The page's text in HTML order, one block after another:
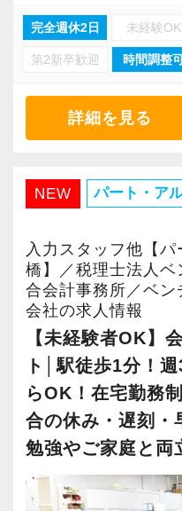
業務に慣れてきたら
担当業務の幅を広げ
認できる体制を整え
また、STREAMED
ス）をはじめとする
手入力作業の負担を
を推進して効率的で
ます。
【こんな方にぴったり
・会計や経理の実務
・ブランクがあって
っている方
・勉強時間を確保し
・ご家庭と両立しな
＜勤務体系＞ シフ
完全週休2日 未経験OK
第2新卒歓迎 時間調整
詳細を見る
NEW パート・ア
入力スタッフ他【
橋】／税理士法人
合会計事務所／ベ
会社の求人情報
【未経験者OK】
ト│駅徒歩1分！
らOK！在宅勤務
合の休み・遅刻・
勉強やご家庭と両